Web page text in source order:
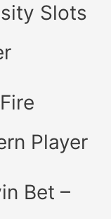
Slots
Player
Bet –